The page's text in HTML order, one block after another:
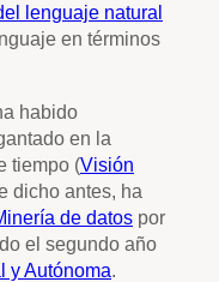
lenguaje natural
en términos
habido
en la
tiempo (Visión
dicho antes, ha
de datos por
el segundo año
y Autónoma.